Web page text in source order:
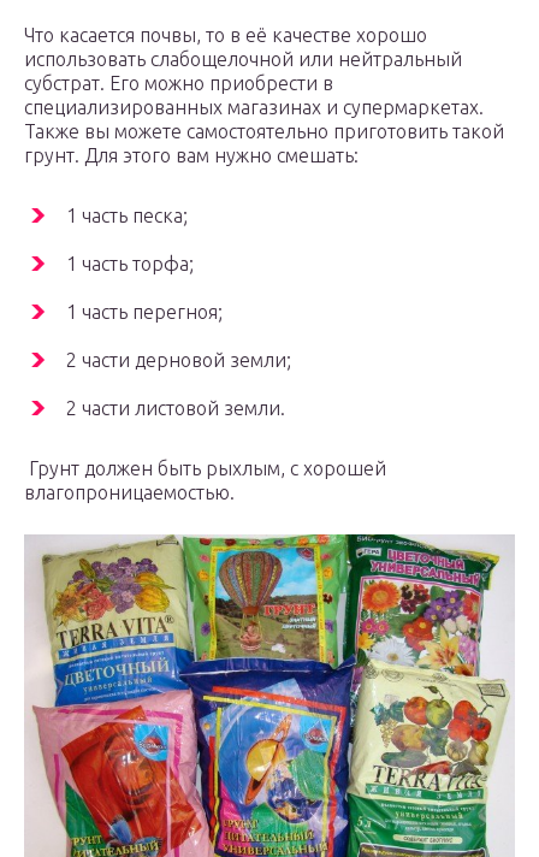
Что касается почвы, то в её качестве хорошо
использовать слабощелочной или нейтральный
субстрат. Его можно приобрести в
специализированных магазинах и супермаркетах.
Также вы можете самостоятельно приготовить такой
грунт. Для этого вам нужно смешать:
1 часть песка;
1 часть торфа;
1 часть перегноя;
2 части дерновой земли;
2 части листовой земли.
Грунт должен быть рыхлым, с хорошей
влагопроницаемостью.